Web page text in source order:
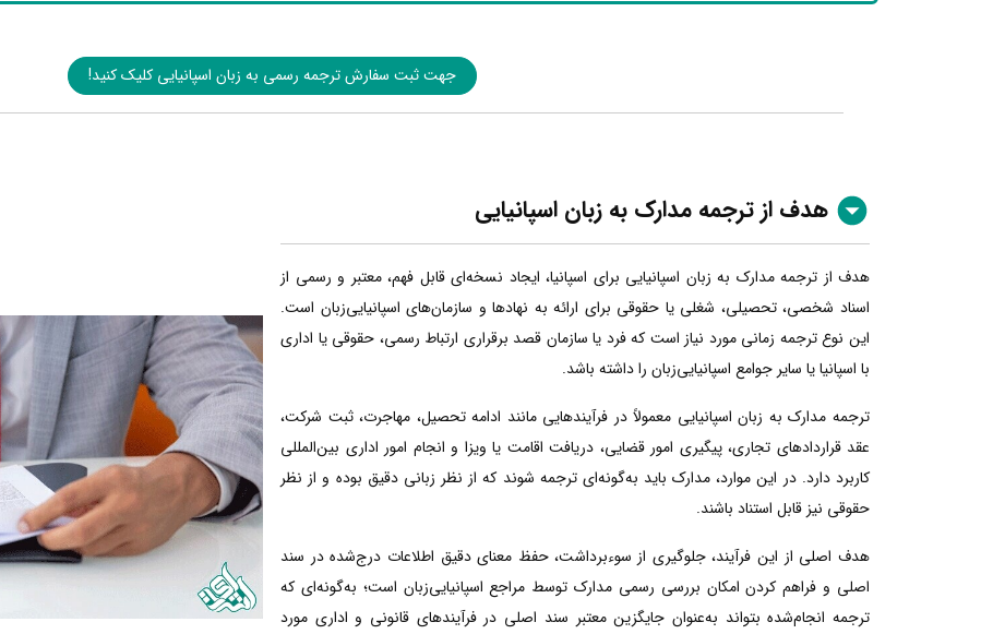
جهت ثبت سفارش ترجمه رسمی به زبان اسپانیایی کلیک کنید!
هدف از ترجمه مدارک به زبان اسپانیایی
هدف از ترجمه مدارک به زبان اسپانیایی برای اسپانیا، ایجاد نسخه‌ای قابل فهم، معتبر و رسمی از
اسناد شخصی، تحصیلی، شغلی یا حقوقی برای ارائه به نهادها و سازمان‌های اسپانیایی‌زبان است.
این نوع ترجمه زمانی مورد نیاز است که فرد یا سازمان قصد برقراری ارتباط رسمی، حقوقی یا اداری
با اسپانیا یا سایر جوامع اسپانیایی‌زبان را داشته باشد.
ترجمه مدارک به زبان اسپانیایی معمولاً در فرآیندهایی مانند ادامه تحصیل، مهاجرت، ثبت شرکت،
عقد قراردادهای تجاری، پیگیری امور قضایی، دریافت اقامت یا ویزا و انجام امور اداری بین‌المللی
کاربرد دارد. در این موارد، مدارک باید به‌گونه‌ای ترجمه شوند که از نظر زبانی دقیق بوده و از نظر
حقوقی نیز قابل استناد باشند.
هدف اصلی از این فرآیند، جلوگیری از سوءبرداشت، حفظ معنای دقیق اطلاعات درج‌شده در سند
اصلی و فراهم کردن امکان بررسی رسمی مدارک توسط مراجع اسپانیایی‌زبان است؛ به‌گونه‌ای که
ترجمه انجام‌شده بتواند به‌عنوان جایگزین معتبر سند اصلی در فرآیندهای قانونی و اداری مورد